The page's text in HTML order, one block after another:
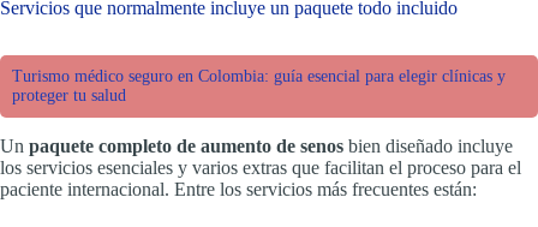
Servicios que normalmente incluye un paquete todo incluido
Turismo médico seguro en Colombia: guía esencial para elegir clínicas y
proteger tu salud
Un paquete completo de aumento de senos bien diseñado incluye
los servicios esenciales y varios extras que facilitan el proceso para el
paciente internacional. Entre los servicios más frecuentes están: